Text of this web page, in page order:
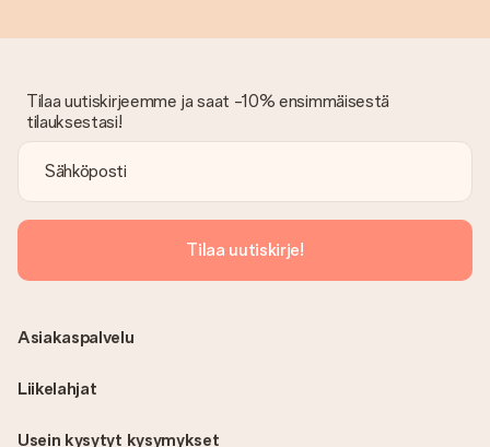
Tilaa uutiskirjeemme ja saat -10% ensimmäisestä
tilauksestasi!
Tilaa uutiskirje!
Usein kysytyt kysymykset
Asiakaspalvelu
Liikelahjat